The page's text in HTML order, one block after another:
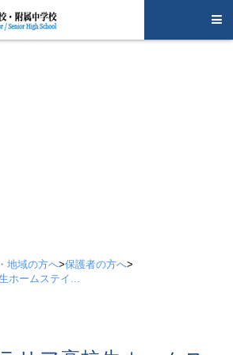
地域の方へ>保護者の方へ>
ホームステイ...